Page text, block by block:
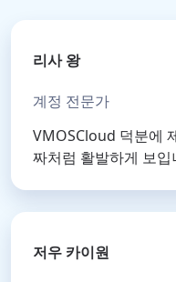
리사 왕
계정 전문가
VMOSCloud 덕분에
짜처럼 활발하게 보입
저우 카이원